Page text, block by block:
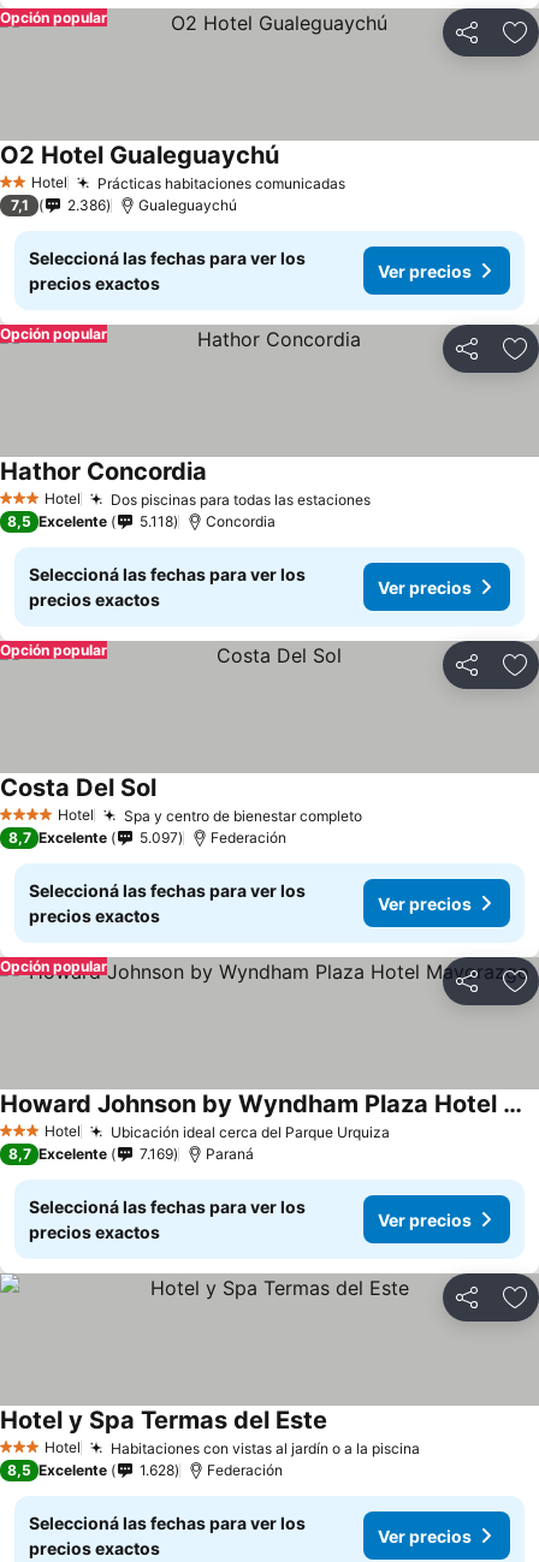
Compartir
Opción popular
2 Estrellas
Hotel Prácticas habitaciones comunicadas
O2 Hotel Gualeguaychú
7,1 2.386 Gualeguaychú
Seleccioná las fechas para ver los
precios exactos
Ver precios
Compartir
Opción popular
3 Estrellas
Hotel Dos piscinas para todas las estaciones
Hathor Concordia
8,5 Excelente 5.118 Concordia
Seleccioná las fechas para ver los
precios exactos
Ver precios
Compartir
Opción popular
4 EstrellasHotel Spa y centro de bienestar completo
Costa Del Sol
8,7 Excelente 5.097 Federación
Seleccioná las fechas para ver los
precios exactos
Ver precios
Compartir
Opción popular
3 Estrellas
Hotel Ubicación ideal cerca del Parque Urquiza
Howard Johnson by Wyndham Plaza Hotel Mayorazgo
8,7 Excelente 7.169 Paraná
Seleccioná las fechas para ver los
precios exactos
Ver precios
Compartir
3 Estrellas
Hotel Habitaciones con vistas al jardín o a la piscina
Hotel y Spa Termas del Este
8,5 Excelente 1.628 Federación
Seleccioná las fechas para ver los
precios exactos
Ver precios